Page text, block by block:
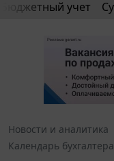
Бюджетный учет
Новости и аналитика
Календарь бухгалтера